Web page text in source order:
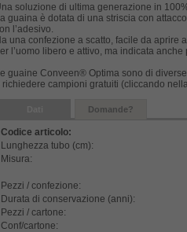
soluzione di ultima generazione in
guaina è dotata di una striscia con
l’adesivo.
una confezione a scatto, facile da aprire
l’uomo libero e attivo, ma indicata
guaine Conveen® Optima sono di
richiedere campioni gratuiti (cliccando
Domande?
Codice articolo:
Lunghezza tubo (cm):
Misura:
Pezzi / confezione:
Durata di conservazione (anni):
Pezzi / cartone:
Conf/cartone: